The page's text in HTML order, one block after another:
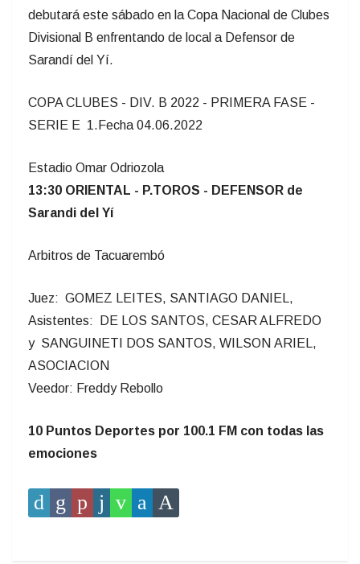
debutará este sábado en la Copa Nacional de Clubes
Divisional B enfrentando de local a Defensor de
Sarandí del Yí.
COPA CLUBES - DIV. B 2022 - PRIMERA FASE -
SERIE E 1.Fecha 04.06.2022
Estadio Omar Odriozola
13:30 ORIENTAL - P.TOROS - DEFENSOR de
Sarandi del Yí
Arbitros de Tacuarembó
Juez: GOMEZ LEITES, SANTIAGO DANIEL,
Asistentes: DE LOS SANTOS, CESAR ALFREDO
y SANGUINETI DOS SANTOS, WILSON ARIEL,
ASOCIACION
Veedor: Freddy Rebollo
10 Puntos Deportes por 100.1 FM con todas las
emociones